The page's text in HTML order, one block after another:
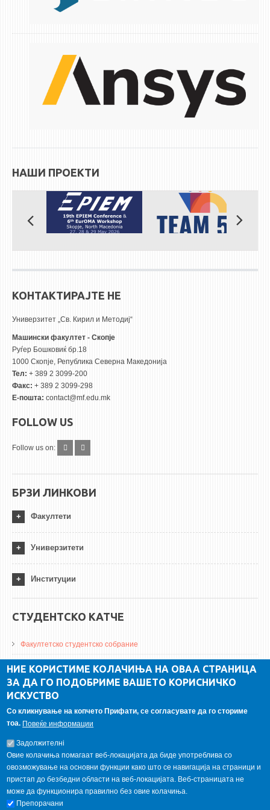
СООПШТЕНИЈА
СТУДЕНТСКА СЛУЖБА
КОНТАКТ
НАШИ ПРОЕКТИ
КОНТАКТИРАЈТЕ НЕ
Универзитет „Св. Кирил и Методиј“
Машински факултет - Скопје
Руѓер Бошковиќ бр.18
1000 Скопје, Република Северна Македонија
Тел: + 389 2 3099-200
Факс: + 389 2 3099-298
Е-пошта: contact@mf.edu.mk
FOLLOW US
Follow us on:
БРЗИ ЛИНКОВИ
Факултети
Универзитети
Институции
СТУДЕНТСКО КАТЧЕ
Факултетско студентско собрание
ДА Винчи магазин
Алумни асоцијација
ГАЛЕРИЈА
НИЕ КОРИСТИМЕ КОЛАЧИЊА НА ОВАА СТРАНИЦА
ЗА ДА ГО ПОДОБРИМЕ ВАШЕТО КОРИСНИЧКО
ИСКУСТВО
Со кликнување на копчето Прифати, се согласувате да го сториме
тоа. Повеќе информации
Задолжителнi
Овие колачиња помагаат веб-локацијата да биде употреблива со
овозможување на основни функции како што се навигација на страници и
пристап до безбедни области на веб-локацијата. Веб-страницата не
може да функционира правилно без овие колачиња.
Препорачани